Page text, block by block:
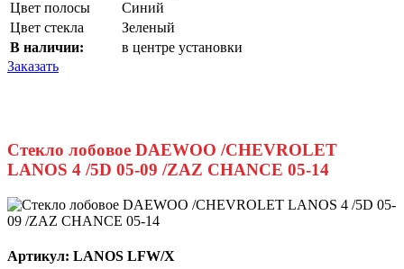
Цвет полосы
Синий
Цвет стекла
Зеленый
В наличии:
в центре установки
Заказать
Стекло лобовое DAEWOO /CHEVROLET
LANOS 4 /5D 05-09 /ZAZ CHANCE 05-14
Артикул: LANOS LFW/X